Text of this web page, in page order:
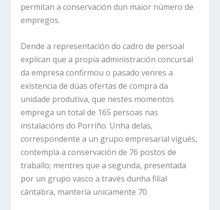
permitan a conservación dun maior número de
empregos.
Dende a representación do cadro de persoal
explican que a propia administración concursal
da empresa confirmou o pasado venres a
existencia de dúas ofertas de compra da
unidade produtiva, que nestes momentos
emprega un total de 165 persoas nas
instalacións do Porriño. Unha delas,
correspondente a un grupo empresarial vigués,
contempla a conservación de 76 postos de
traballo; mentres que a segunda, presentada
por un grupo vasco a través dunha filial
cántabra, mantería unicamente 70.